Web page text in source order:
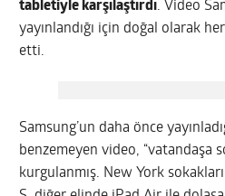
tabletiyle karşılaştırdı. Video
yayınlandığı için doğal olarak
etti.
Samsung’un daha önce
benzemeyen video, “vatandaşa
kurgulanmış. New York